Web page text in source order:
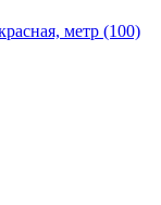
метр (100)